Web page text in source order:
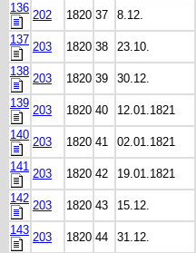
136
202 1820 37 8.12.
137
203 1820 38 23.10.
138
203 1820 39 30.12.
139
203 1820 40 12.01.1821
140
203 1820 41 02.01.1821
141
203 1820 42 19.01.1821
142
203 1820 43 15.12.
143
203 1820 44 31.12.